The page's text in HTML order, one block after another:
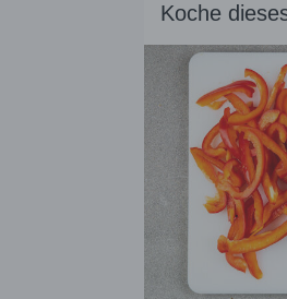
Koche